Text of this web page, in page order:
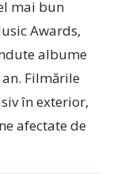
mai bun
Awards,
albume
Filmările
în exterior,
afectate de